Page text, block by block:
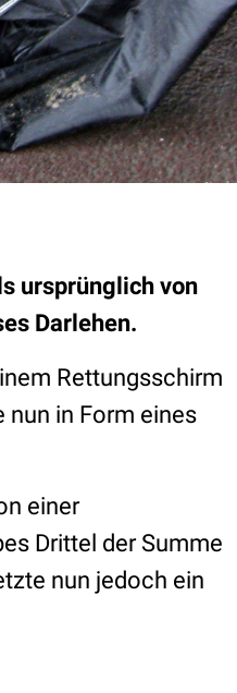
ursprünglich von
Darlehen.
Rettungsschirm
nun in Form eines
einer
Drittel der Summe
nun jedoch ein